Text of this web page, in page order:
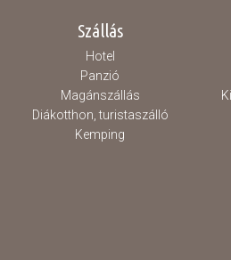
Szállás
Hotel
Panzió
Magánszállás
Diákotthon, turistaszálló
Kemping